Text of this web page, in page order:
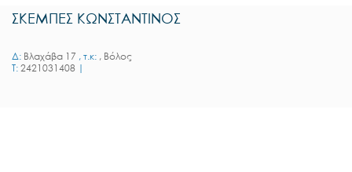
ΣΚΕΜΠΕΣ ΚΩΝΣΤΑΝΤΙΝΟΣ
Δ: Βλαχάβα 17 , τ.κ: , Βόλος
T: 2421031408 |